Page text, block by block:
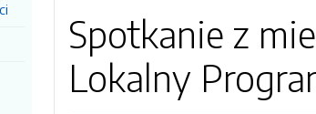
Spotkanie z
Lokalny